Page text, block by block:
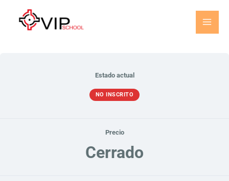
contenido
Estado actual
NO INSCRITO
Precio
Cerrado